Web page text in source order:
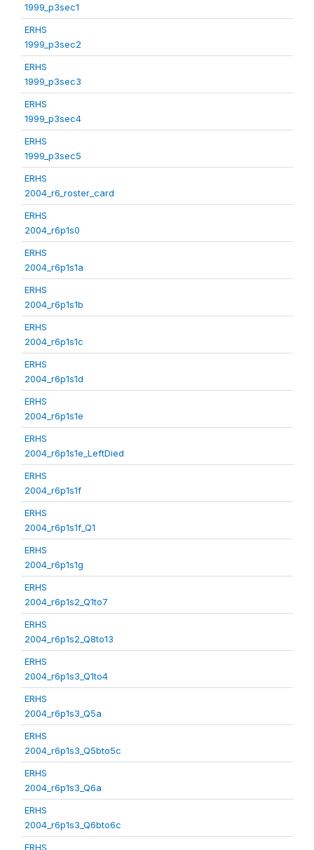
1999_p3sec1
ERHS
1999_p3sec2
ERHS
1999_p3sec3
ERHS
1999_p3sec4
ERHS
1999_p3sec5
ERHS
2004_r6_roster_card
ERHS
2004_r6p1s0
ERHS
2004_r6p1s1a
ERHS
2004_r6p1s1b
ERHS
2004_r6p1s1c
ERHS
2004_r6p1s1d
ERHS
2004_r6p1s1e
ERHS
2004_r6p1s1e_LeftDied
ERHS
2004_r6p1s1f
ERHS
2004_r6p1s1f_Q1
ERHS
2004_r6p1s1g
ERHS
2004_r6p1s2_Q1to7
ERHS
2004_r6p1s2_Q8to13
ERHS
2004_r6p1s3_Q1to4
ERHS
2004_r6p1s3_Q5a
ERHS
2004_r6p1s3_Q5bto5c
ERHS
2004_r6p1s3_Q6a
ERHS
2004_r6p1s3_Q6bto6c
ERHS